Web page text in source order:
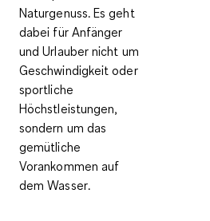
Naturgenuss. Es geht
dabei für Anfänger
und Urlauber nicht um
Geschwindigkeit oder
sportliche
Höchstleistungen,
sondern um das
gemütliche
Vorankommen auf
dem Wasser.